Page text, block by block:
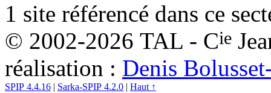
1 site référencé dans ce
© 2002-2026 TAL - Cie
réalisation : Denis
SPIP 4.4.16 | Sarka-SPIP 4.2.0 | Haut ↑